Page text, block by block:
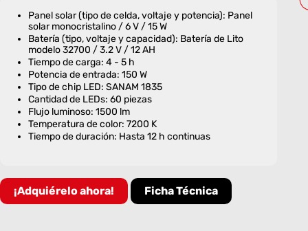
Panel solar (tipo de celda, voltaje y potencia): Panel
solar monocristalino / 6 V / 15 W
Batería (tipo, voltaje y capacidad): Batería de Lito
modelo 32700 / 3.2 V / 12 AH
Tiempo de carga: 4 - 5 h
Potencia de entrada: 150 W
Tipo de chip LED: SANAM 1835
Cantidad de LEDs: 60 piezas
Flujo luminoso: 1500 lm
Temperatura de color: 7200 K
Tiempo de duración: Hasta 12 h continuas
¡Adquiérelo ahora! Ficha Técnica